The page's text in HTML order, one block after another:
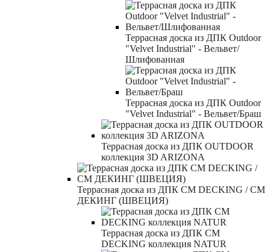
Террасная доска из ДПК Outdoor
"Velvet Industrial" - Вельвет/
Шлифованная
Террасная доска из ДПК Outdoor
"Velvet Industrial" - Вельвет/Браш
Террасная доска из ДПК OUTDOOR
коллекция 3D ARIZONA
Террасная доска из ДПК CM DECKING / СМ
ДЕКИНГ (ШВЕЦИЯ)
Террасная доска из ДПК CM
DECKING коллекция NATUR